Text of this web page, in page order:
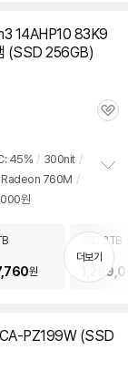
14AHP10 83K9
(SSD 256GB)
관
45% / 300nit /
Radeon 760M /
원
치
기
원
SSD 2TB
더보기
PZ199W (SSD